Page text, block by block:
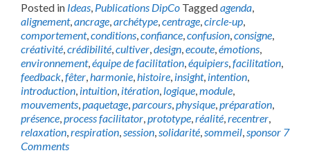
Posted in Ideas, Publications DipCo Taggedagenda,
alignement,ancrage,archétype,centrage,circle-up,
comportement,conditions,confiance,confusion,consigne,
créativité,crédibilité,cultiver,design,ecoute,émotions,
environnement,équipe de facilitation,équipiers,facilitation,
feedback,fêter,harmonie,histoire, insight, intention,
introduction, intuition, itération, logique,module,
mouvements,paquetage,parcours,physique,préparation,
présence,process facilitator,prototype,réalité,recentrer,
relaxation,respiration,session,solidarité,sommeil,sponsor 7
Comments